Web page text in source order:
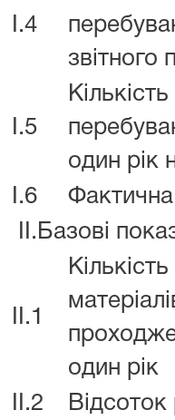
I.4
звітного
I.5
один рік
I.6
Фактична
II.Базові
II.1
один рік
II.2